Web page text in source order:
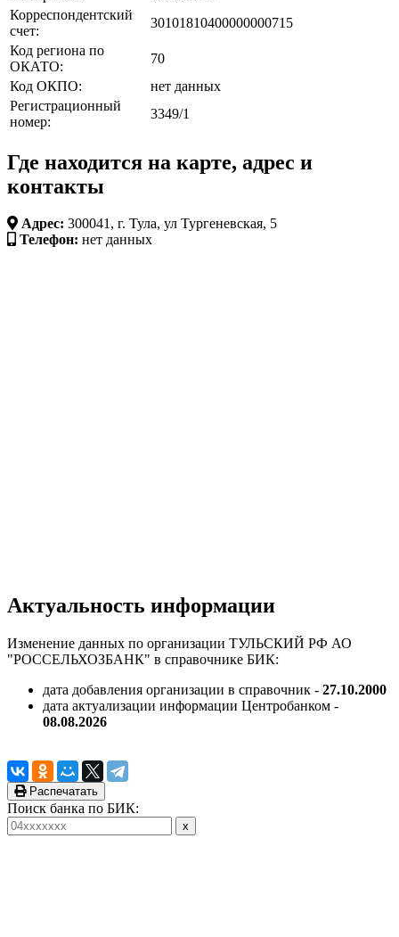
Корреспондентский
счет:
30101810400000000715
Код региона по
ОКАТО:
70
Код ОКПО:
нет данных
Регистрационный
номер:
3349/1
Где находится на карте, адрес и
контакты
Адрес: 300041, г. Тула, ул Тургеневская, 5
Телефон: нет данных
Актуальность информации
Изменение данных по организации ТУЛЬСКИЙ РФ АО
"РОССЕЛЬХОЗБАНК" в справочнике БИК:
дата добавления организации в справочник - 27.10.2000
дата актуализации информации Центробанком -
08.08.2026
Распечатать
Поиск банка по БИК: